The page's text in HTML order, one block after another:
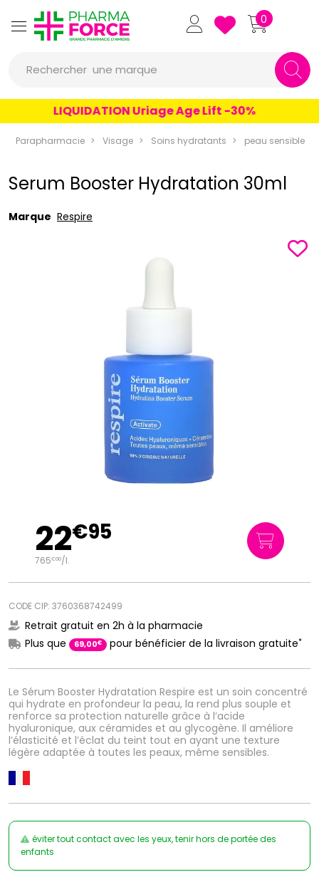
Pharmaforce Grande Pharmacie
0
Rechercher
un produit
une marque
LIQUIDATION Uriage Age Lift -30%
Parapharmacie Visage Soins hydratants peau sensible
Serum Booster Hydratation 30ml
Marque Respire
Le Sérum Booster Hydratation Respire est un soin concentré
qui hydrate en profondeur la peau, la rend plus souple et
renforce sa protection naturelle grâce à l’acide
hyaluronique, aux céramides et au glycogène. Il améliore
l’élasticité et l’éclat du teint tout en ayant une texture
légère adaptée à toutes les peaux, même sensibles.
22€95
765€00/l.
CODE CIP: 3760368742499
Retrait gratuit en 2h à la pharmacie
Plus que
69,00€ pour bénéficier de la livraison gratuite*
éviter tout contact avec les yeux, tenir hors de portée des
enfants